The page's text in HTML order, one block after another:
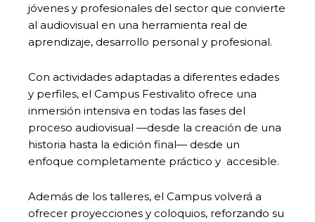
jóvenes y profesionales del sector que convierte
al audiovisual en una herramienta real de
aprendizaje, desarrollo personal y profesional.
Con actividades adaptadas a diferentes edades
y perfiles, el Campus Festivalito ofrece una
inmersión intensiva en todas las fases del
proceso audiovisual —desde la creación de una
historia hasta la edición final— desde un
enfoque completamente práctico y accesible.
Además de los talleres, el Campus volverá a
ofrecer proyecciones y coloquios, reforzando su